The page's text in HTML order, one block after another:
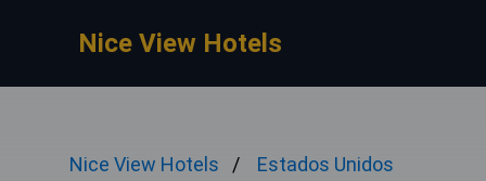
Nice View Hotels
Nice View Hotels
Estados Unidos